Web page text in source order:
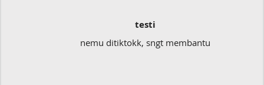
nemu ditiktokk, sngt membantu